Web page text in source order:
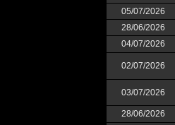
05/07/2026
28/06/2026
04/07/2026
02/07/2026
03/07/2026
28/06/2026